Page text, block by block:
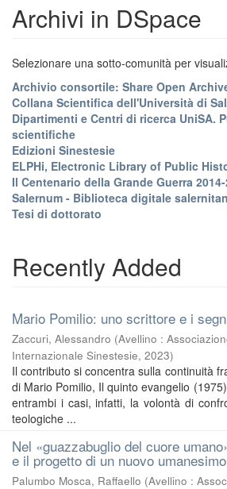
Archivi in DSpace
Selezionare una sotto-comunità per
Archivio consortile: Share Open
Collana Scientifica dell'Università di
Dipartimenti e Centri di ricerca UniSA.
scientifiche
Edizioni Sinestesie
ELPHi, Electronic Library of Public
Il Centenario della Grande Guerra
Salernum - Biblioteca digitale
Tesi di dottorato
Recently Added
Mario Pomilio: uno scrittore e i
Zaccuri, Alessandro (Avellino :
Internazionale Sinestesie, 2023)
Il contributo si concentra sulla continuità
di Mario Pomilio, Il quinto evangelio
entrambi i casi, infatti, la volontà di
teologiche ...
Nel «guazzabuglio del cuore
e il progetto di un nuovo
Palumbo Mosca, Raffaello (Avellino :